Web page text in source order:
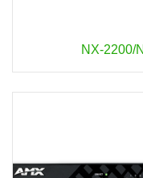
NX-2200/